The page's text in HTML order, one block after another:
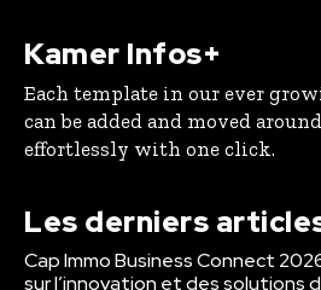
Kamer Infos+
Each template in our ever
can be added and moved
effortlessly with one click.
Les derniers
Cap Immo Business Connect 2026
sur l’innovation et des solutions